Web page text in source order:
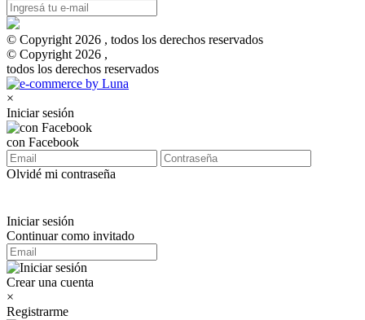
© Copyright 2026 , todos los derechos reservados
© Copyright 2026 ,
todos los derechos reservados
×
Iniciar sesión
con Facebook
Olvidé mi contraseña
Iniciar sesión
Continuar como invitado
Crear una cuenta
×
Registrarme